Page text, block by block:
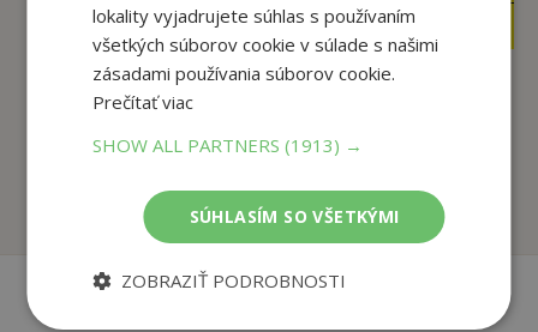
11,77€
Steel Danielle Keleová-Vasilková Táňa
Na sklade
lokality vyjadrujete súhlas s používaním
všetkých súborov cookie v súlade s našimi
zásadami používania súborov cookie.
Prečítať viac
SHOW ALL PARTNERS(1913) →
SÚHLASÍM SO VŠETKÝMI
ZOBRAZIŤ PODROBNOSTI